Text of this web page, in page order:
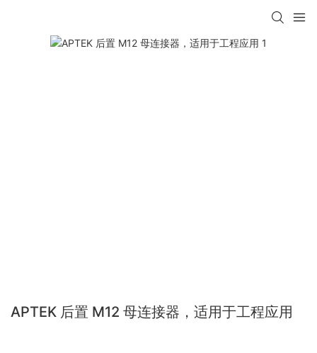
APTEK 后置 M12 母连接器，适用于工程应用